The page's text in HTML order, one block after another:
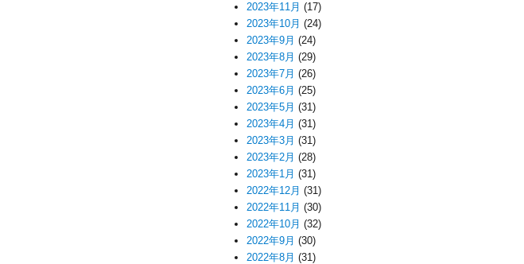
2023年11月 (17)
2023年10月 (24)
2023年9月 (24)
2023年8月 (29)
2023年7月 (26)
2023年6月 (25)
2023年5月 (31)
2023年4月 (31)
2023年3月 (31)
2023年2月 (28)
2023年1月 (31)
2022年12月 (31)
2022年11月 (30)
2022年10月 (32)
2022年9月 (30)
2022年8月 (31)